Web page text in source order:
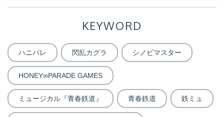
KEYWORD
ハニパレ 閃乱カグラ シノビマスター
HONEY∞PARADE GAMES
ミュージカル『青春鉄道』 青春鉄道 鉄ミュ